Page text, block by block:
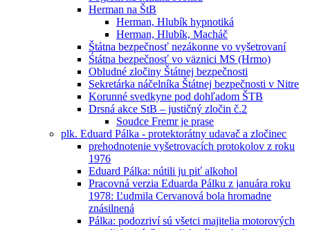
Herman na ŠtB
Herman, Hlubík hypnotiká
Herman, Hlubík, Macháč
Štátna bezpečnosť nezákonne vo vyšetrovaní
Śtátna bezpečnosť vo väznici MS (Hrmo)
Obludné zločiny Štátnej bezpečnosti
Sekretárka náčelníka Štátnej bezpečnosti v Nitre
Korunné svedkyne pod dohľadom ŠTB
Drsná akce StB – justičný zločin č.2
Soudce Fremr je prase
plk. Eduard Pálka - protektorátny udavač a zločinec
prehodnotenie vyšetrovacích protokolov z roku
1976
Eduard Pálka: nútili ju piť alkohol
Pracovná verzia Eduarda Pálku z januára roku
1978: Ľudmila Cervanová bola hromadne
znásilnená
Pálka: podozriví sú všetci majitelia motorových